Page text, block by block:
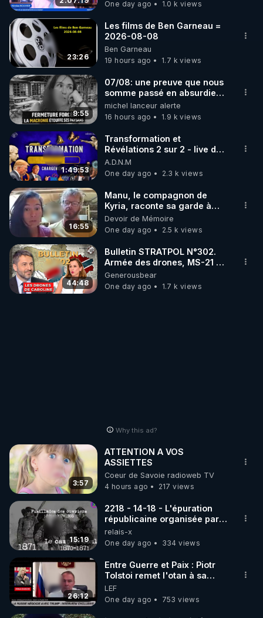
code : REGENERE10
▶ 30 jours gratuit sur l’application de méditation et
de bien-être ENVOL :
Rendez-vous sur https://www.envol.app/code
le code : REGENERE
One day ago 1.0 k views
23:26
Les films de Ben Garneau =
2026-08-08
Ben Garneau
19 hours ago
1.7 k views
9:55
07/08: une preuve que nous
somme passé en absurdie
une dictature qui veut faire
taire ses opposant !
michel lanceur alerte
16 hours ago
1.9 k views
1:49:53
Transformation et
Révélations 2 sur 2 - live du
07/08/26
A.D.N.M
One day ago
2.3 k views
16:55
Manu, le compagnon de
Kyria, raconte sa garde à
vue musclée. PARTAGEZ!
Devoir de Mémoire
One day ago
2.5 k views
44:48
Bulletin STRATPOL N°302.
Armée des drones, MS-21 en
série, missiles coréens.
07.08.2026.
Generousbear
One day ago
1.7 k views
Why this ad?
3:57
ATTENTION A VOS
ASSIETTES
Coeur de Savoie radioweb TV
4 hours ago
217 views
15:19
2218 - 14-18 - L'épuration
républicaine organisée par
les frères de la truelle
relais-x
One day ago
334 views
26:12
Entre Guerre et Paix : Piotr
Tolstoi remet l'otan à sa
place - Interview exclusif
LEF
One day ago
753 views